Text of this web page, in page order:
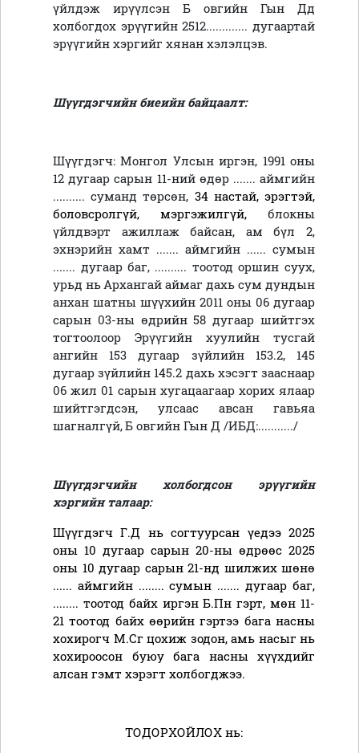
үйлдэж ирүүлсэн Б
овгийнГын Дд
холбогдох эрүүгийн 2512............. дугаартай
эрүүгийн хэргийг хянан хэлэлцэв.
Шүүгдэгчийн биеийн байцаалт:
Шүүгдэгч:Монгол Улсын иргэн, 1991 оны
12 дугаар сарын 11-ний өдөр ....... аймгийн
.......... суманд төрсөн, 34настай, эрэгтэй,
боловсролгүй, мэргэжилгүй, блокны
үйлдвэрт ажиллаж байсан, ам бүл 2,
эхнэрийн хамт ....... аймгийн ...... сумын
....... дугаар баг, .......... тоотод оршин суух,
урьд ньАрхангай аймаг дахь сум дундын
анхан шатны шүүхийн 2011 оны 06 дугаар
сарын 03-ны өдрийн 58 дугаар шийтгэх
тогтоолоор Эрүүгийн хуулийн тусгай
ангийн 153 дугаар зүйлийн 153.2, 145
дугаар зүйлийн 145.2 дахь хэсэгт зааснаар
06 жил 01 сарын хугацаагаар хорих ялаар
шийтгэгдсэн, улсаас авсан гавьяа
шагналгүй,Б овгийн Гын Д /ИБД:.........../
Шүүгдэгчийн холбогдсон эрүүгийн
хэргийн талаар:
Шүүгдэгч Г.Д нь согтуурсан үедээ 2025
оны 10 дугаар сарын 20-ны өдрөөс 2025
оны 10 дугаар сарын 21-нд шилжих шөнө
...... аймгийн ........ сумын ....... дугаар баг,
........ тоотод байх иргэн Б.Пн гэрт, мөн 11-
21 тоотод байх өөрийн гэртээ бага насны
хохирогч М.Сг цохиж зодон, амь насыг нь
хохироосон буюу бага насны хүүхдийг
алсан гэмт хэрэгт холбогджээ.
ТОДОРХОЙЛОХ нь: